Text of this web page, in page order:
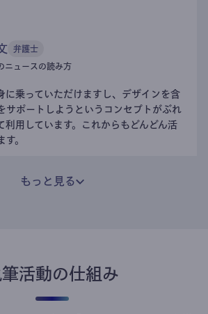
弁護士
ニュースの読み方
に乗っていただけますし、デザインを含
サポートしようというコンセプトがぶれ
利用しています。これからもどんどん活
。
もっと見る
活動の仕組み